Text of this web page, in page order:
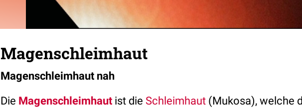
Magenschleimhaut
Magenschleimhaut nah
Die Magenschleimhaut ist die Schleimhaut (Mukosa), welche